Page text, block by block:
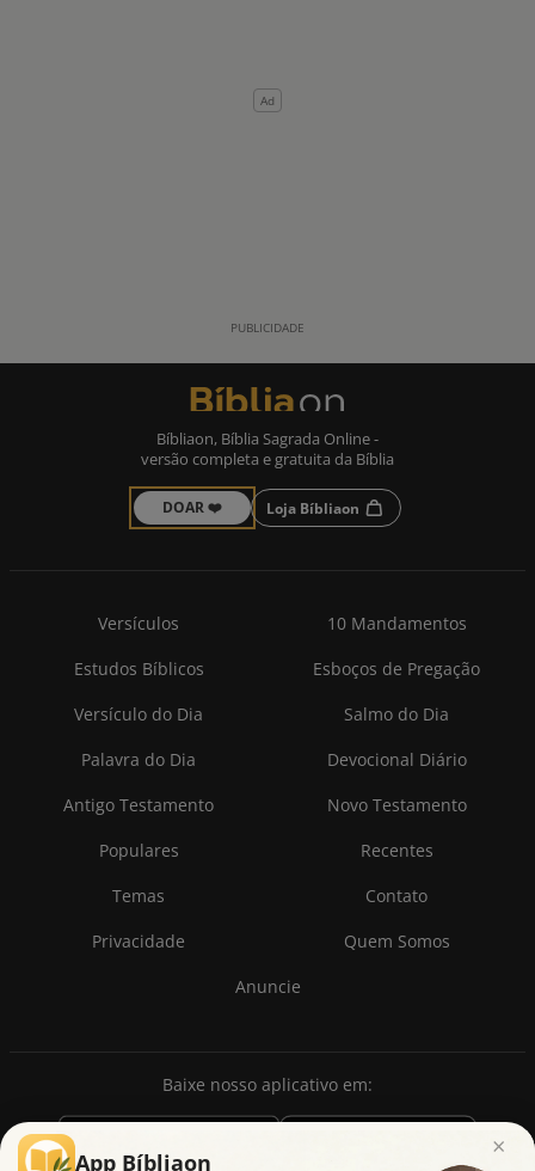
Bíbliaon, Bíblia Sagrada Online -
versão completa e gratuita da Bíblia
DOAR ❤️ Loja Bíbliaon
Versículos
10 Mandamentos
Estudos Bíblicos
Esboços de Pregação
Versículo do Dia
Salmo do Dia
Palavra do Dia
Devocional Diário
Antigo Testamento
Novo Testamento
Populares
Recentes
Temas
Contato
Privacidade
Quem Somos
Anuncie
Baixe nosso aplicativo em:
×
App Bíbliaon